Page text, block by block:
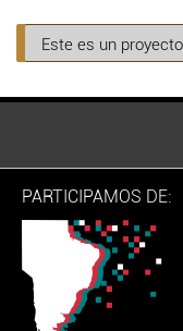
Este es un
PARTICIPAMOS DE: